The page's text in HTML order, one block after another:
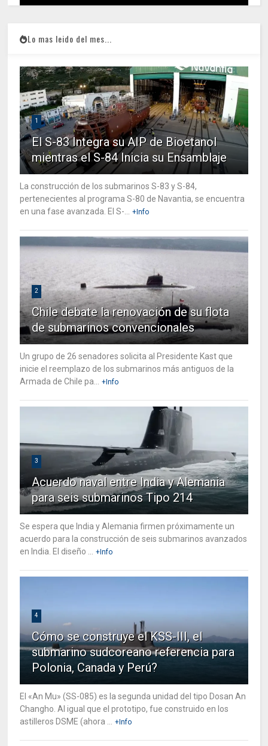
Lo mas leido del mes...
1
El S-83 Integra su AIP de Bioetanol
mientras el S-84 Inicia su Ensamblaje
La construcción de los submarinos S-83 y S-84,
pertenecientes al programa S-80 de Navantia, se encuentra
en una fase avanzada. El S-...
+Info
2
Chile debate la renovación de su flota
de submarinos convencionales
Un grupo de 26 senadores solicita al Presidente Kast que
inicie el reemplazo de los submarinos más antiguos de la
Armada de Chile pa...
+Info
3
Acuerdo naval entre India y Alemania
para seis submarinos Tipo 214
Se espera que India y Alemania firmen próximamente un
acuerdo para la construcción de seis submarinos avanzados
en India. El diseño ...
+Info
4
Cómo se construye el KSS-III, el
submarino sudcoreano referencia para
Polonia, Canada y Perú?
El «An Mu» (SS-085) es la segunda unidad del tipo Dosan An
Changho. Al igual que el prototipo, fue construido en los
astilleros DSME (ahora ...
+Info